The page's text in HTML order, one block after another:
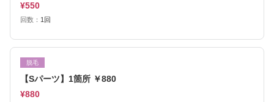
¥550
回数： 1回
脱毛
【Sパーツ】1箇所 ￥880
¥880